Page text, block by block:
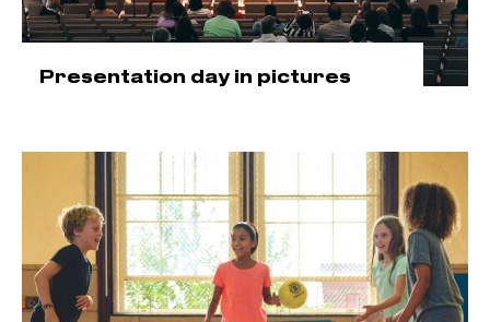
Presentation day in pictures